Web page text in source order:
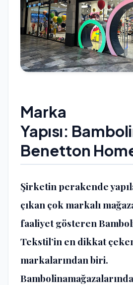
Marka
Yapısı:
Benetton
Şirketin perakende
çıkan çok markalı
faaliyet gösteren
Tekstil’in en dikkat
markalarından biri.